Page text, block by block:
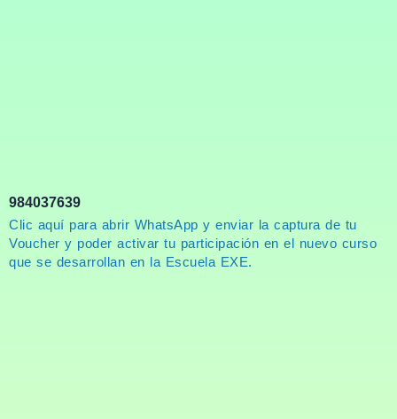
984037639
Clic aquí para abrir WhatsApp y enviar la captura de tu
Voucher y poder activar tu participación en el nuevo curso
que se desarrollan en la Escuela EXE.